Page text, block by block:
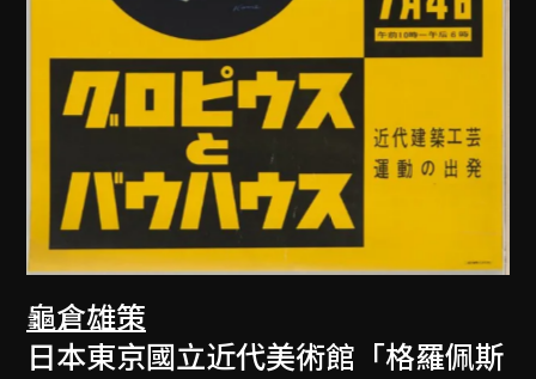
龜倉雄策
日本東京國立近代美術館「格羅佩斯